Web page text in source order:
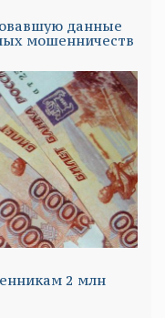
данные
мошенничеств
2 млн